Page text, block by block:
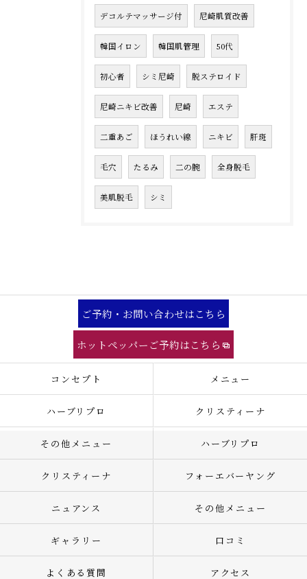
デコルテマッサージ付 尼崎肌質改善
韓国イロン 韓国肌管理 50代
初心者 シミ尼崎 脱ステロイド
尼崎ニキビ改善 尼崎 エステ
二重あご ほうれい線 ニキビ 肝斑
毛穴 たるみ 二の腕 全身脱毛
美肌脱毛 シミ
ご予約・お問い合わせはこちら
ホットペッパーご予約はこちら
コンセプト メニュー
ハーブリプロ クリスティーナ
その他メニュー ハーブリプロ
クリスティーナ フォーエバーヤング
ニュアンス その他メニュー
ギャラリー 口コミ
よくある質問 アクセス